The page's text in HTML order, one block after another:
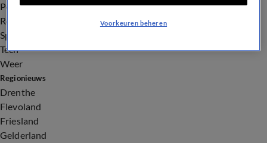
Politiek
Royalty
Sport
Tech
Weer
Regionieuws
Drenthe
Flevoland
Friesland
Gelderland
Voorkeuren beheren